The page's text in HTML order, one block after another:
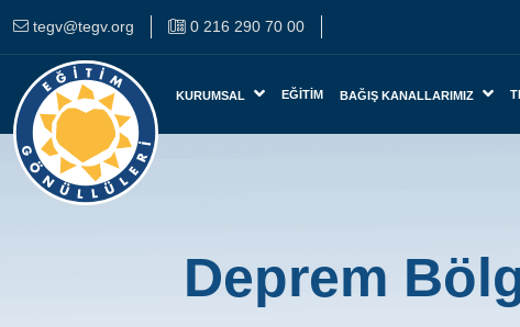
tegv@tegv.org 0 216 290 70 00
KURUMSAL EĞITIM BAĞIŞ KANALLARIMIZ
Deprem